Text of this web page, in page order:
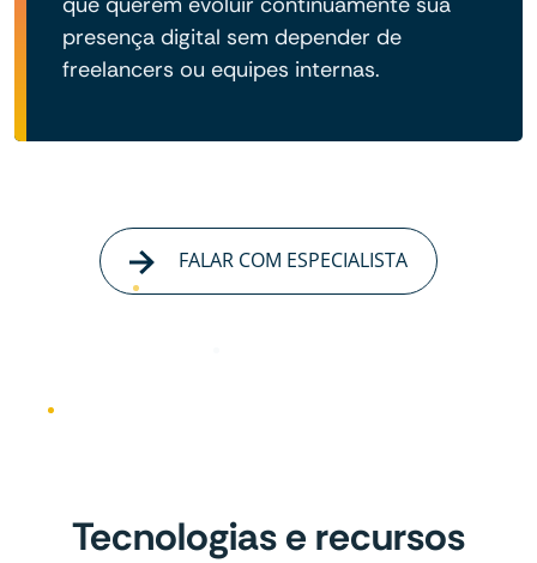
presença digital sem depender de
freelancers ou equipes internas.
FALAR COM ESPECIALISTA
Tecnologias e recursos